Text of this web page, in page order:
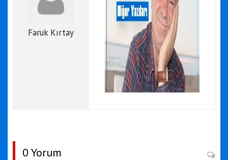
Faruk Kırtay
0 Yorum